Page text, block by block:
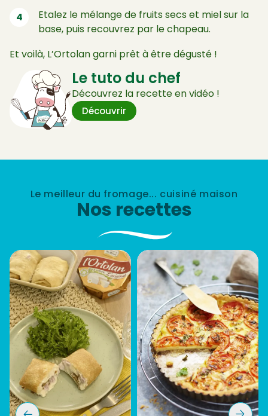
Etalez le mélange de fruits secs et miel sur la
base, puis recouvrez par le chapeau.
Et voilà, L’Ortolan garni prêt à être dégusté !
Le tuto du chef
Découvrez la recette en vidéo !
Découvrir
Le meilleur du fromage... cuisiné maison
Nos recettes